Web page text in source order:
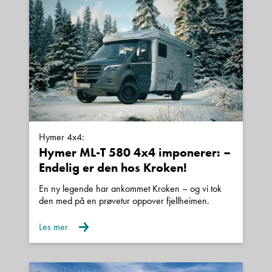
Alle Bürstner vogner leveres med 10 års
tetthetsgaranti.
For mer informasjon, ta kontakt med vår
Hjalmar Fredriksen mob: 40225922
mail:hjalmar.fredriksen@kroken.no
Sted
E-post
Telefon/Mobil
Spørsmål / beskjed
Hymer 4x4:
Hymer ML-T 580 4x4 imponerer: –
Endelig er den hos Kroken!
En ny legende har ankommet Kroken – og vi tok
den med på en prøvetur oppover fjellheimen.
Les mer